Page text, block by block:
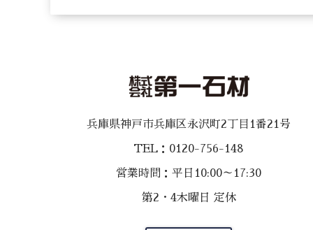
兵庫県神戸市兵庫区永沢町2丁目1番21号
TEL：0120-756-148
営業時間：平日10:00～17:30
第2・4木曜日 定休